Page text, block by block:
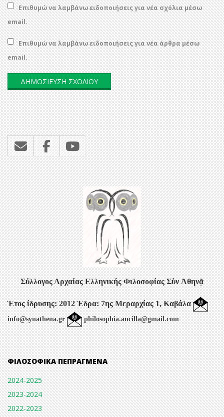
Επιθυμώ να λαμβάνω ειδοποιήσεις για νέα σχόλια μέσω
email.
Επιθυμώ να λαμβάνω ειδοποιήσεις για νέα άρθρα μέσω
email.
Σύλλογος Αρχαίας Ελληνικής Φιλοσοφίας Σὺν Ἀθηνᾷ
Έτος ίδρυσης: 2012 Έδρα: 7ης Μεραρχίας 1, Καβάλα
info@synathena.gr philosophia.ancilla@gmail.com
ΦΙΛΟΣΟΦΙΚΆ ΠΕΠΡΑΓΜΈΝΑ
2024-2025
2023-2024
2022-2023